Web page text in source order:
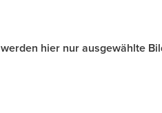
hier nur ausgewählte